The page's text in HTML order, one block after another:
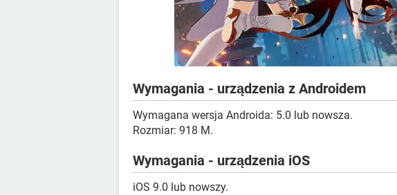
Wymagania - urządzenia z Androidem
Wymagana wersja Androida: 5.0 lub nowsza.
Rozmiar: 918 M.
Wymagania - urządzenia iOS
iOS 9.0 lub nowszy.